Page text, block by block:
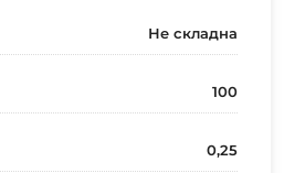
Не складна
100
0,25